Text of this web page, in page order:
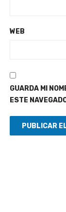
WEB
GUARDA MI
ESTE